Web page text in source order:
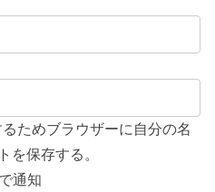
ためブラウザーに自分の名
を保存する。
通知